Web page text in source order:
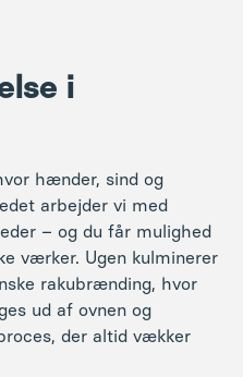
i
hænder, sind og
arbejder vi med
– og du får mulighed
værker. Ugen kulminerer
rakubrænding, hvor
ud af ovnen og
der altid vækker